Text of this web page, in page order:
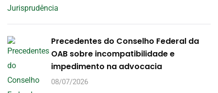
Precedentes do Conselho Federal da
OAB sobre incompatibilidade e
impedimento na advocacia
08/07/2026